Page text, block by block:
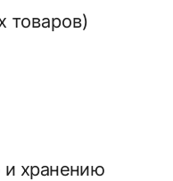
товаров)
и хранению